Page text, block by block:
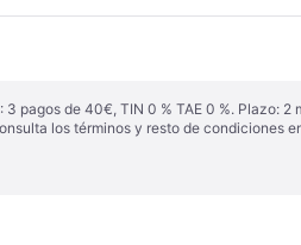
pagos de 40€, TIN 0 % TAE 0 %. Plazo:
los términos y resto de condiciones